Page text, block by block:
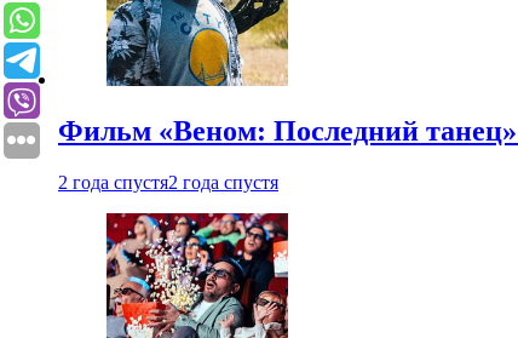
Фильм «Веном: Последний
2 года спустя2 года спустя